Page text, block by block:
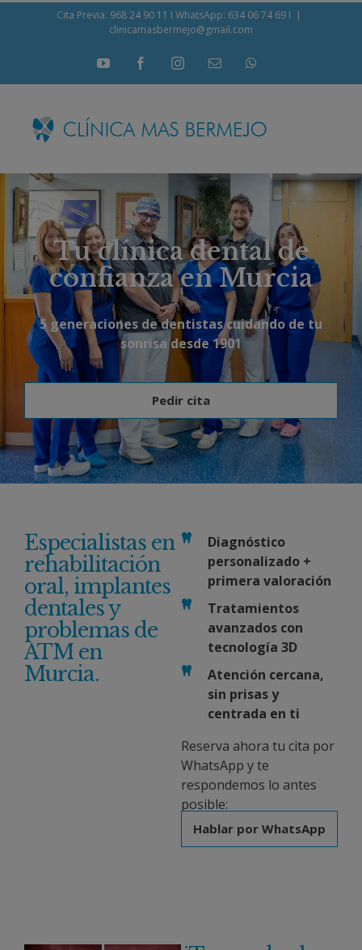
Cita Previa: 968 24 90 11 I WhatsApp: 634 06 74 69I |
clinicamasbermejo@gmail.com
Tu clínica dental de
confianza en Murcia
5 generaciones de dentistas cuidando de tu
sonrisa desde 1901
Pedir cita
Especialistas en
rehabilitación
oral, implantes
dentales y
problemas de
ATM en
Murcia.
Diagnóstico
personalizado +
primera valoración
Tratamientos
avanzados con
tecnología 3D
Atención cercana,
sin prisas y
centrada en ti
Reserva ahora tu cita por
WhatsApp y te
respondemos lo antes
posible:
Hablar por WhatsApp